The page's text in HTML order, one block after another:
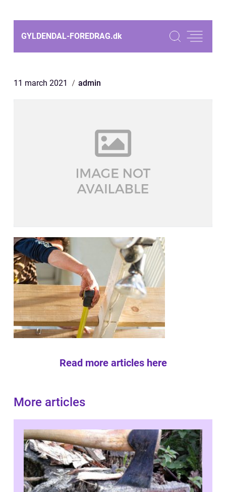
GYLDENDAL-FOREDRAG.dk
11 march 2021 admin
Read more articles here
More articles